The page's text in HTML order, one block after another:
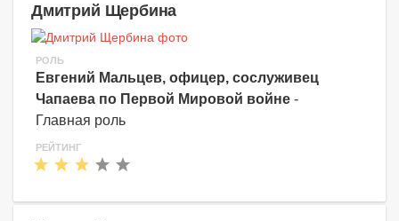
Дмитрий Щербина
РОЛЬ
Евгений Мальцев, офицер, сослуживец
Чапаева по Первой Мировой войне -
Главная роль
РЕЙТИНГ